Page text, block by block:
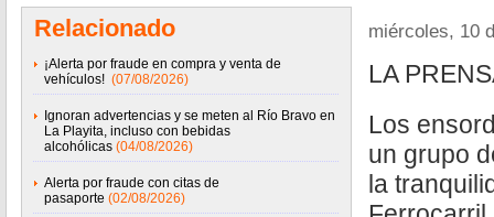
Relacionado
¡Alerta por fraude en compra y venta de
vehículos! (07/08/2026)
Ignoran advertencias y se meten al Río Bravo en
La Playita, incluso con bebidas
alcohólicas (04/08/2026)
Alerta por fraude con citas de
pasaporte (02/08/2026)
miércoles, 10
LA
Los
un grupo
la